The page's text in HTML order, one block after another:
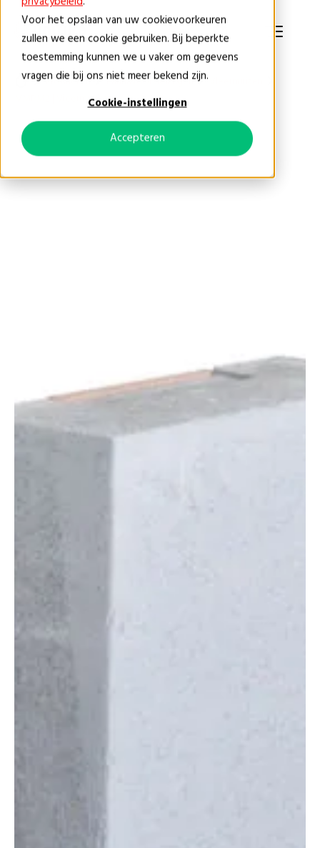
Voor het opslaan van uw cookievoorkeuren
zullen we een cookie gebruiken. Bij beperkte
toestemming kunnen we u vaker om gegevens
vragen die bij ons niet meer bekend zijn.
Cookie-instellingen
Accepteren
NL
Producten Faunavoorzieningen
VMPM2 | Vleermuiskast